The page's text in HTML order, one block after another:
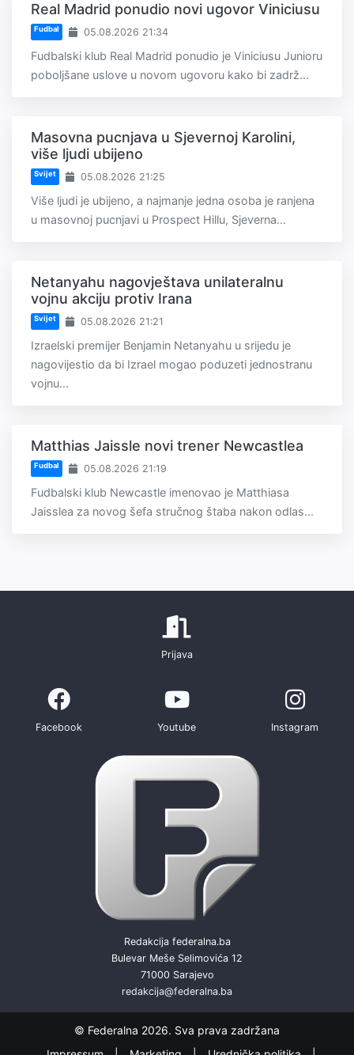
Real Madrid ponudio novi ugovor Viniciusu
Fudbal 05.08.2026 21:34
Fudbalski klub Real Madrid ponudio je Viniciusu Junioru
poboljšane uslove u novom ugovoru kako bi zadrž...
Masovna pucnjava u Sjevernoj Karolini,
više ljudi ubijeno
Svijet 05.08.2026 21:25
Više ljudi je ubijeno, a najmanje jedna osoba je ranjena
u masovnoj pucnjavi u Prospect Hillu, Sjeverna...
Netanyahu nagovještava unilateralnu
vojnu akciju protiv Irana
Svijet 05.08.2026 21:21
Izraelski premijer Benjamin Netanyahu u srijedu je
nagovijestio da bi Izrael mogao poduzeti jednostranu
vojnu...
Matthias Jaissle novi trener Newcastlea
Fudbal 05.08.2026 21:19
Fudbalski klub Newcastle imenovao je Matthiasa
Jaisslea za novog šefa stručnog štaba nakon odlas...
Prijava
Facebook Youtube Instagram
Redakcija federalna.ba
Bulevar Meše Selimovića 12
71000 Sarajevo
redakcija@federalna.ba
© Federalna 2026. Sva prava zadržana